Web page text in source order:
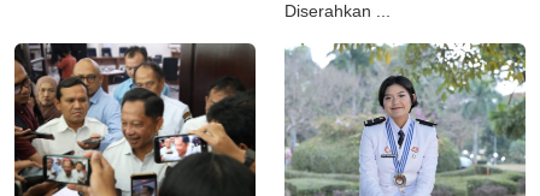
Diserahkan ...